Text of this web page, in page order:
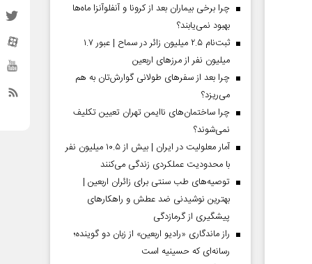
چرا برخی بیماران بعد از کرونا و آنفلوآنزا ماه‌ها
بهبود نمی‌یابند؟
ثبت‌نام ۲.۵ میلیون زائر در سماح | عبور ۱.۷
میلیون نفر از مرز‌های اربعین
چرا بعد از سفرهای طولانی گوارش‌تان به هم
می‌ریزد؟
چرا ساختمان‌های ناایمن تهران تعیین تکلیف
نمی‌شوند؟
آمار معلولیت در ایران | بیش از ۱۰.۵ میلیون نفر
با محدودیت عملکردی زندگی می‌کنند
توصیه‌های طب سنتی برای زائران اربعین |
بهترین نوشیدنی ضد عطش و راهکارهای
پیشگیری از گرمازدگی
راز ماندگاری «رادیو اربعین» از زبان دو گوینده؛
رسانه‌ای که حسینیه است